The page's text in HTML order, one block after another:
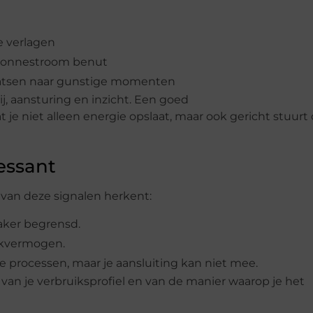
verlagen
benut
naar gunstige momenten
aansturing en inzicht. Een goed
niet alleen energie opslaat, maar ook gericht stuurt
deze signalen herkent:
begrensd.
maar je aansluiting kan niet mee.
je verbruiksprofiel en van de manier waarop je het